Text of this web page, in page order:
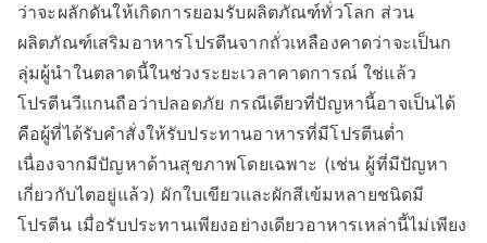
ว่าจะผลักดันให้เกิดการยอมรับผลิตภัณฑ์ทั่วโลก ส่วน
ผลิตภัณฑ์เสริมอาหารโปรตีนจากถั่วเหลืองคาดว่าจะเป็นก
ลุ่มผู้นำในตลาดนี้ในช่วงระยะเวลาคาดการณ์ ใช่แล้ว
โปรตีนวีแกนถือว่าปลอดภัย กรณีเดียวที่ปัญหานี้อาจเป็นได้
คือผู้ที่ได้รับคำสั่งให้รับประทานอาหารที่มีโปรตีนต่ำ
เนื่องจากมีปัญหาด้านสุขภาพโดยเฉพาะ (เช่น ผู้ที่มีปัญหา
เกี่ยวกับไตอยู่แล้ว) ผักใบเขียวและผักสีเข้มหลายชนิดมี
โปรตีน เมื่อรับประทานเพียงอย่างเดียวอาหารเหล่านี้ไม่เพียง